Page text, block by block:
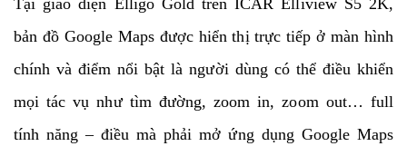
bản đồ Google Maps được hiển thị trực tiếp ở màn hình
chính và điểm nổi bật là người dùng có thể điều khiển
mọi tác vụ như tìm đường, zoom in, zoom out… full
tính năng – điều mà phải mở ứng dụng Google Maps